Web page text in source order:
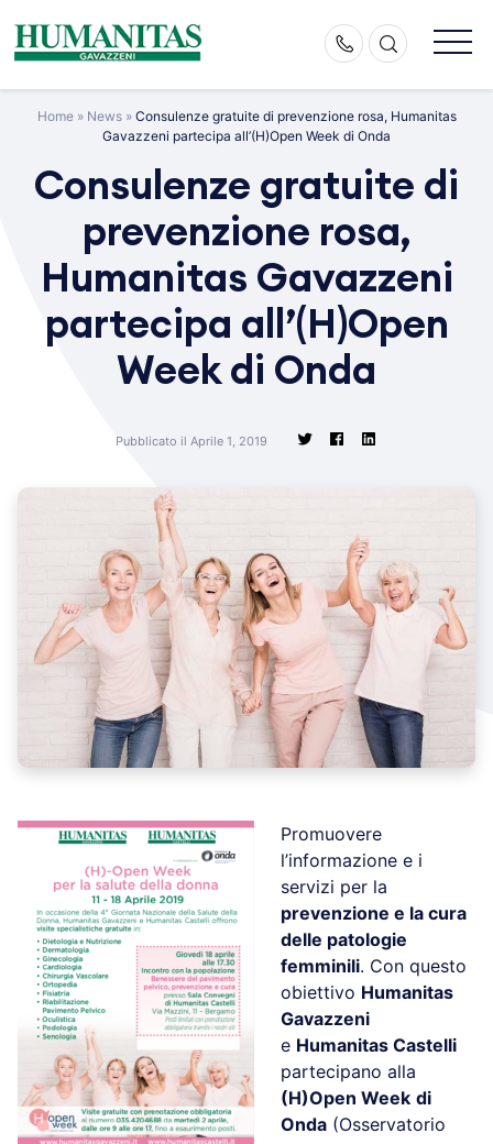
content
Home» News» Consulenze gratuite di prevenzione rosa, Humanitas
Gavazzeni partecipa all’(H)Open Week di Onda
Consulenze gratuite di
prevenzione rosa,
Humanitas Gavazzeni
partecipa all’(H)Open
Week di Onda
Pubblicato il Aprile 1, 2019
Promuovere
l’informazione e i
servizi per la
prevenzione e la cura
delle patologie
femminili. Con questo
obiettivo Humanitas
Gavazzeni
e Humanitas Castelli
partecipano alla
(H)Open Week di
Onda (Osservatorio